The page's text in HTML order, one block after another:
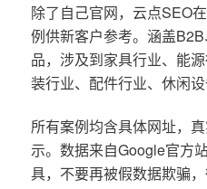
除了自己官网，云点SEO
例供新客户参考。涵盖
品，涉及到家具行业、能
装行业、配件行业、休闲
所有案例均含具体网址，
示。数据来自Google官方
具，不要再被假数据欺骗